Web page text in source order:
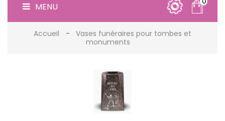
MENU
Accueil
Vases funéraires pour tombes et
monuments